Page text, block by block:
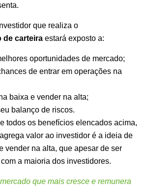
que realiza o
de carteira estará exposto a:
oportunidades de mercado;
de entrar em operações na
baixa e vender na alta;
balanço de riscos.
todos os benefícios elencados acima,
valor ao investidor é a ideia de
vender na alta, que apesar de ser
a maioria dos investidores.
que mais cresce e remunera